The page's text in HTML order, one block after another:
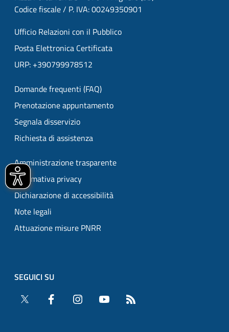
Codice fiscale / P. IVA: 00249350901
Ufficio Relazioni con il Pubblico
Posta Elettronica Certificata
URP: +390799978512
Domande frequenti (FAQ)
Prenotazione appuntamento
Segnala disservizio
Richiesta di assistenza
Amministrazione trasparente
Informativa privacy
Dichiarazione di accessibilità
Note legali
Attuazione misure PNRR
SEGUICI SU
Twitter
Facebook Instagram YouTube